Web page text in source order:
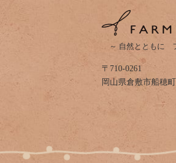
～ 自然とともに
〒710-0261
岡山県倉敷市船穂